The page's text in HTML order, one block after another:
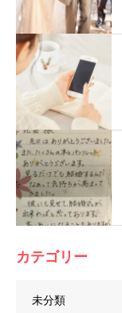
カテゴリー
未分類